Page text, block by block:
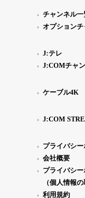
チャンネル一
オプション
J:テレ
J:COMチャ
ケーブル4K
J:COM
プライバシ
会社概要
プライバシ
（個人情報
利用規約